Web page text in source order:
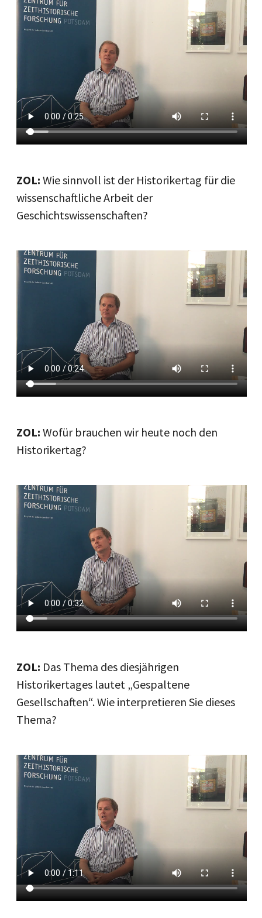
ZOL: Wie sinnvoll ist der Historikertag für die
wissenschaftliche Arbeit der
Geschichtswissenschaften?
ZOL: Wofür brauchen wir heute noch den
Historikertag?
ZOL: Das Thema des diesjährigen
Historikertages lautet „Gespaltene
Gesellschaften“. Wie interpretieren Sie dieses
Thema?